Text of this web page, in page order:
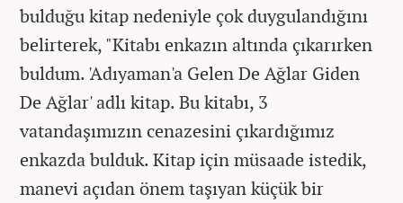
bulduğu kitap nedeniyle çok duygulandığını
belirterek, "Kitabı enkazın altında çıkarırken
buldum. 'Adıyaman'a Gelen De Ağlar Giden
De Ağlar' adlı kitap. Bu kitabı, 3
vatandaşımızın cenazesini çıkardığımız
enkazda bulduk. Kitap için müsaade istedik,
manevi açıdan önem taşıyan küçük bir